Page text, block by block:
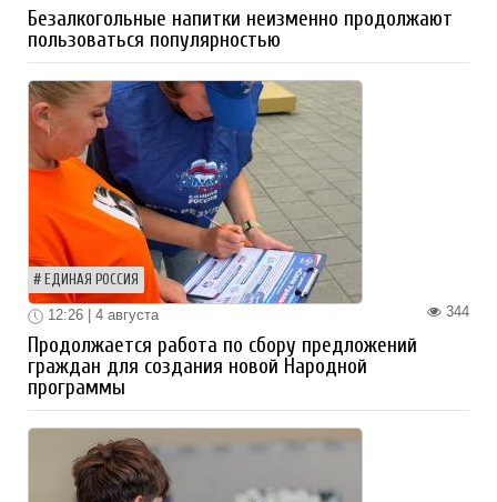
Безалкогольные напитки неизменно продолжают
пользоваться популярностью
ЕДИНАЯ РОССИЯ
344
12:26 | 4 августа
Продолжается работа по сбору предложений
граждан для создания новой Народной
программы